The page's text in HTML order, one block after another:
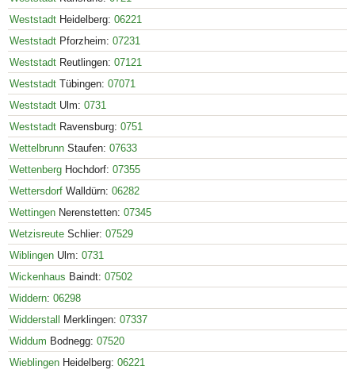
Weststadt Heidelberg: 06221
Weststadt Pforzheim: 07231
Weststadt Reutlingen: 07121
Weststadt Tübingen: 07071
Weststadt Ulm: 0731
Weststadt Ravensburg: 0751
Wettelbrunn Staufen: 07633
Wettenberg Hochdorf: 07355
Wettersdorf Walldürn: 06282
Wettingen Nerenstetten: 07345
Wetzisreute Schlier: 07529
Wiblingen Ulm: 0731
Wickenhaus Baindt: 07502
Widdern: 06298
Widderstall
Merklingen: 07337
Widdum Bodnegg: 07520
Wieblingen Heidelberg: 06221